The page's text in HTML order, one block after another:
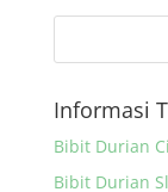
Informasi
Bibit Durian
Bibit Durian